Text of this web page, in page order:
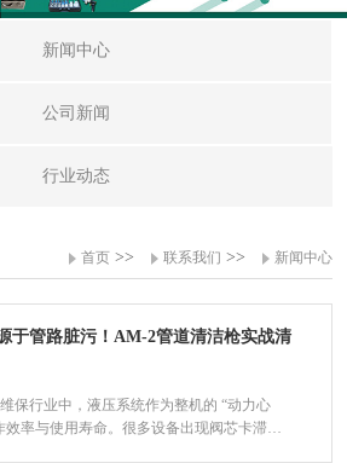
新闻中心
公司新闻
行业动态
首页 >> 联系我们 >> 新闻中心
于管路脏污！AM‑2管道清洁枪实战清
保行业中，液压系统作为整机的 “动力心
效率与使用寿命。很多设备出现阀芯卡滞、